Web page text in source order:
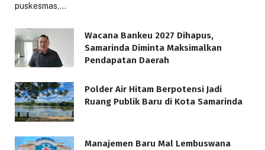
puskesmas,…
Wacana Bankeu 2027 Dihapus,
Samarinda Diminta Maksimalkan
Pendapatan Daerah
Polder Air Hitam Berpotensi Jadi
Ruang Publik Baru di Kota Samarinda
Manajemen Baru Mal Lembuswana